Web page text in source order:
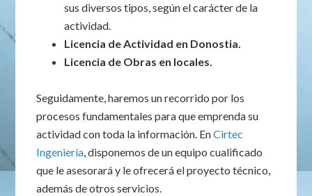
sus diversos tipos, según el carácter de la
actividad.
Licencia de Actividad en Donostia.
Licencia de Obras en locales.
Seguidamente, haremos un recorrido por los
procesos fundamentales para que emprenda su
actividad con toda la información. EnCirtec
Ingeniería, disponemos de un equipo cualificado
que le asesorará y le ofrecerá el proyecto técnico,
además de otros servicios.